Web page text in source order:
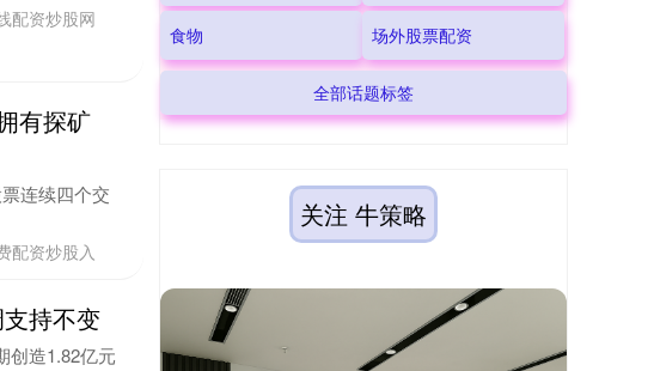
配资炒股网
有探矿
连续四个交
配资炒股入
持不变
创造1.82亿元
食物 场外股票配资
全部话题标签
关注 牛策略